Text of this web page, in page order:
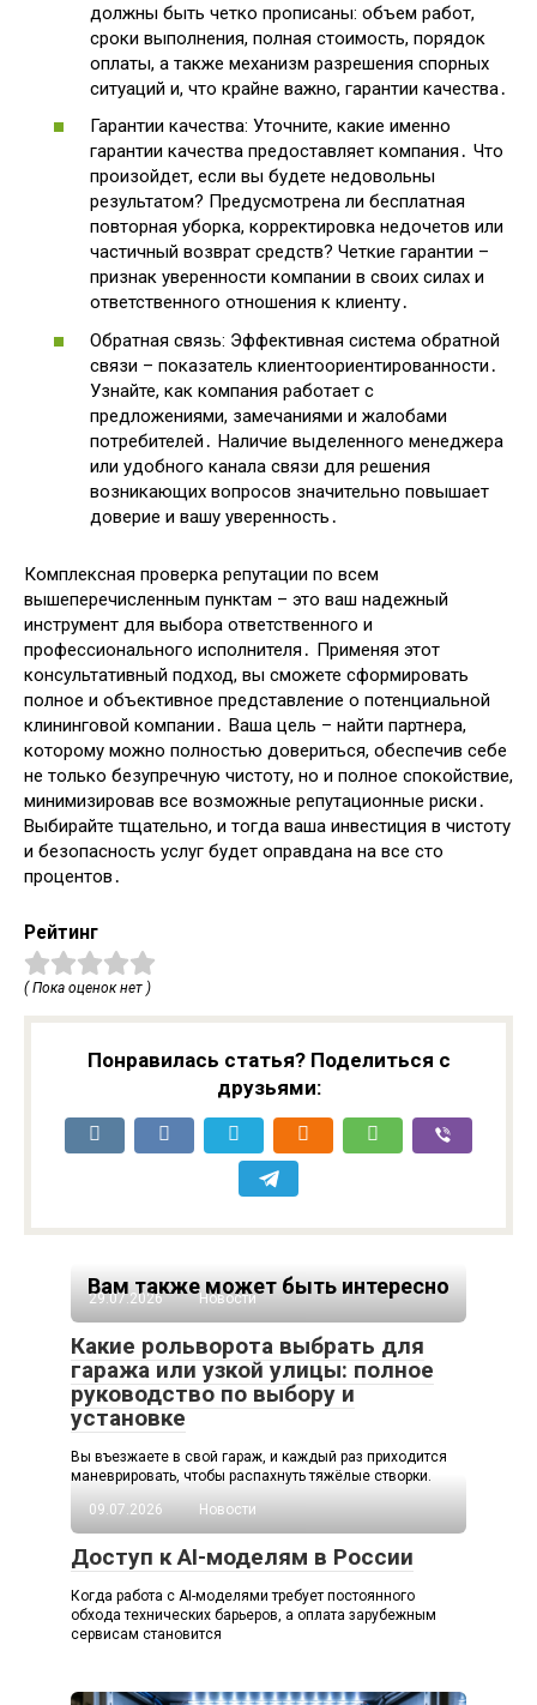
должны быть четко прописаны: объем работ,
сроки выполнения, полная стоимость, порядок
оплаты, а также механизм разрешения спорных
ситуаций и, что крайне важно, гарантии качества․
Гарантии качества: Уточните, какие именно
гарантии качества предоставляет компания․ Что
произойдет, если вы будете недовольны
результатом? Предусмотрена ли бесплатная
повторная уборка, корректировка недочетов или
частичный возврат средств? Четкие гарантии –
признак уверенности компании в своих силах и
ответственного отношения к клиенту․
Обратная связь: Эффективная система обратной
связи – показатель клиентоориентированности․
Узнайте, как компания работает с
предложениями, замечаниями и жалобами
потребителей․ Наличие выделенного менеджера
или удобного канала связи для решения
возникающих вопросов значительно повышает
доверие и вашу уверенность․
Комплексная проверка репутации по всем
вышеперечисленным пунктам – это ваш надежный
инструмент для выбора ответственного и
профессионального исполнителя․ Применяя этот
консультативный подход, вы сможете сформировать
полное и объективное представление о потенциальной
клининговой компании․ Ваша цель – найти партнера,
которому можно полностью довериться, обеспечив себе
не только безупречную чистоту, но и полное спокойствие,
минимизировав все возможные репутационные риски․
Выбирайте тщательно, и тогда ваша инвестиция в чистоту
и безопасность услуг будет оправдана на все сто
процентов․
Рейтинг
( Пока оценок нет )
Понравилась статья? Поделиться с
друзьями:
Вам также может быть интересно
29.07.2026 Новости
Какие рольворота выбрать для
гаража или узкой улицы: полное
руководство по выбору и
установке
Вы въезжаете в свой гараж, и каждый раз приходится
маневрировать, чтобы распахнуть тяжёлые створки.
09.07.2026
Новости
Доступ к AI-моделям в России
Когда работа с AI-моделями требует постоянного
обхода технических барьеров, а оплата зарубежным
сервисам становится